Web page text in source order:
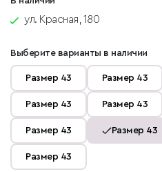
ул. Красная, 180
Выберите варианты в наличии
Размер 43 Размер 43
Размер 43 Размер 43
Размер 43 Размер 43
Размер 43